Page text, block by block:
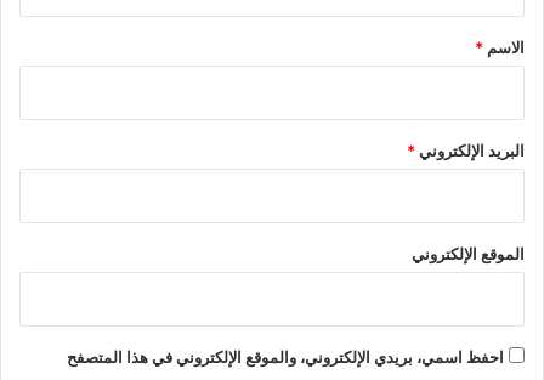
*
الاسم *
البريد الإلكتروني*
الموقع الإلكتروني
احفظ اسمي، بريدي الإلكتروني، والموقع الإلكتروني في هذا المتصفح